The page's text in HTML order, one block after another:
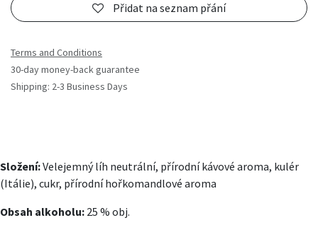
Přidat na seznam přání
Terms and Conditions
30-day money-back guarantee
Shipping: 2-3 Business Days
Složení:Velejemný líh neutrální, přírodní kávové aroma, kulér
(Itálie), cukr, přírodní hořkomandlové aroma
Obsah alkoholu: 25 % obj.